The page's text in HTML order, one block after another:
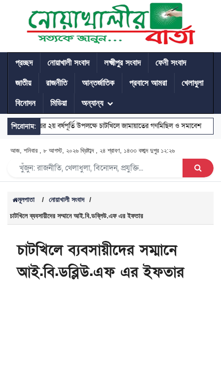
প্রচ্ছদ নোয়াখালী সংবাদ লক্ষ্মীপুর সংবাদ ফেনী সংবাদ
জাতীয় রাজনীতি আন্তর্জাতিক প্রবাসে আমরা খেলাধুলা
বিনোদন মিডিয়া অন্যান্য
শিরোনাম:
জুলাইয়ের ২য় বর্ষপূর্তি উপলক্ষে চাটখিলে জামায়াতের গণমিছিল ও সমাবেশ
আজ, শনিবার , ৮ আগস্ট, ২০২৬ খ্রিষ্টাব্দ , ২৪ শ্রাবণ, ১৪৩৩ বঙ্গাব্দ দুপুর ১২:২৬
মূলপাতা / নোয়াখালী সংবাদ /
চাটখিলে ব্যবসায়ীদের সম্মানে আই.বি.ডব্লিউ.এফ এর ইফতার
চাটখিলে ব্যবসায়ীদের সম্মানে
আই.বি.ডব্লিউ.এফ এর ইফতার